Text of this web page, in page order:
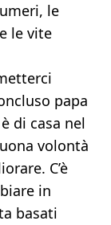
le
le vite
papa
di casa nel
volontà
C’è
in
basati